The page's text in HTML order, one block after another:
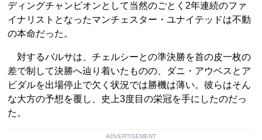
ディングチャンピオンとして当然のごとく2年連続のファ
イナリストとなったマンチェスター・ユナイテッドは不動
の本命だった。
対するバルサは、チェルシーとの準決勝を首の皮一枚の
差で制して決勝へ辿り着いたものの、ダニ・アウベスとア
ビダルを出場停止で欠く状況では勝機は薄い。彼らはそん
な大方の予想を覆し、史上3度目の栄冠を手にしたのだっ
た。
ADVERTISEMENT